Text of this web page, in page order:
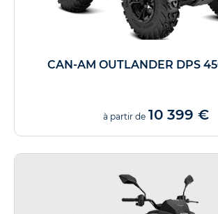
CAN-AM OUTLANDER DPS
à partir de 10 399 €